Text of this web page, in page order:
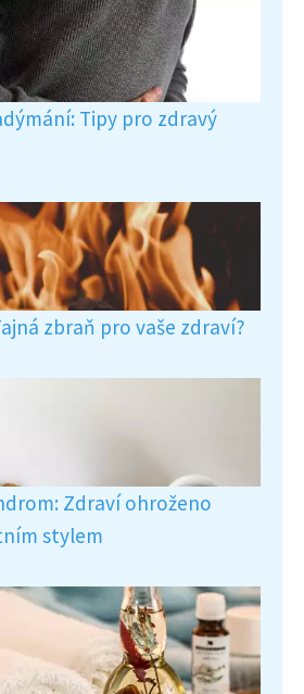
Tipy pro zdravý
zbraň pro vaše zdraví?
Zdraví ohroženo
stylem